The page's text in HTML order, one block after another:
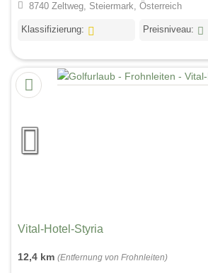
8740 Zeltweg, Steiermark, Österreich
Klassifizierung: Preisniveau:
Vital-Hotel-Styria
12,4 km (Entfernung von Frohnleiten)